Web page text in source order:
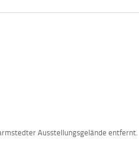
Ausstellungsgelände entfernt.